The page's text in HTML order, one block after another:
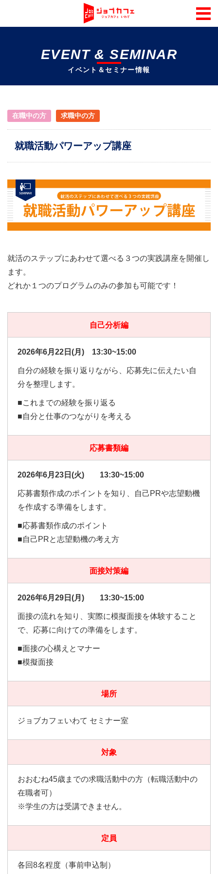
EVENT & SEMINAR
イベント＆セミナー情報
在職中の方 求職中の方
就職活動パワーアップ講座
就活のステップにあわせて選べる３つの実践講座を開催し
ます。
どれか１つのプログラムのみの参加も可能です！
自己分析編
2026年6月22 日(月) 13:30~15:00
自分の経験を振り返りながら、応募先に伝えたい自
分を整理します。
■これまでの経験を振り返る
■自分と仕事のつながりを考える
応募書類編
2026年6月23日(火) 13:30~15:00
応募書類作成のポイントを知り、自己PRや志望動機
を作成する準備をします。
■応募書類作成のポイント
■自己PRと志望動機の考え方
面接対策編
2026年6月29日(月) 13:30~15:00
面接の流れを知り、実際に模擬面接を体験すること
で、応募に向けての準備をします。
■面接の心構えとマナー
■模擬面接
場所
ジョブカフェいわて セミナー室
対象
おおむね45歳までの求職活動中の方（転職活動中の
在職者可）
※学生の方は受講できません。
定員
各回8名程度（事前申込制）